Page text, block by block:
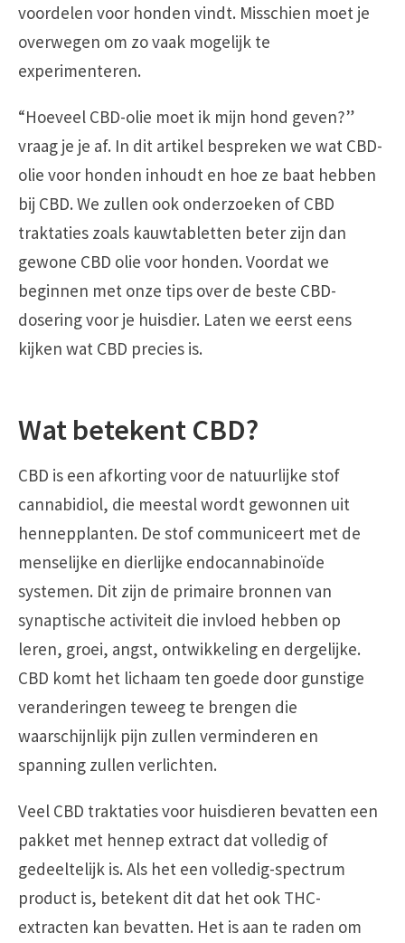
voordelen voor honden vindt. Misschien moet je
overwegen om zo vaak mogelijk te
experimenteren.
“Hoeveel CBD-olie moet ik mijn hond geven?”
vraag je je af. In dit artikel bespreken we wat CBD-
olie voor honden inhoudt en hoe ze baat hebben
bij CBD. We zullen ook onderzoeken of CBD
traktaties zoals kauwtabletten beter zijn dan
gewone CBD olie voor honden. Voordat we
beginnen met onze tips over de beste CBD-
dosering voor je huisdier. Laten we eerst eens
kijken wat CBD precies is.
Wat betekent CBD?
CBD is een afkorting voor de natuurlijke stof
cannabidiol, die meestal wordt gewonnen uit
hennepplanten. De stof communiceert met de
menselijke en dierlijke endocannabinoïde
systemen. Dit zijn de primaire bronnen van
synaptische activiteit die invloed hebben op
leren, groei, angst, ontwikkeling en dergelijke.
CBD komt het lichaam ten goede door gunstige
veranderingen teweeg te brengen die
waarschijnlijk pijn zullen verminderen en
spanning zullen verlichten.
Veel CBD traktaties voor huisdieren bevatten een
pakket met hennep extract dat volledig of
gedeeltelijk is. Als het een volledig-spectrum
product is, betekent dit dat het ook THC-
extracten kan bevatten. Het is aan te raden om